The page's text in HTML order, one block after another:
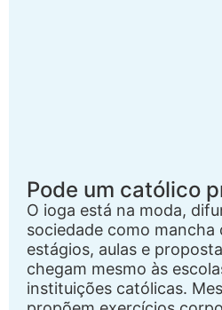
Pode um católico
O ioga está na moda,
sociedade como mancha
estágios, aulas e
chegam mesmo às
instituições católicas.